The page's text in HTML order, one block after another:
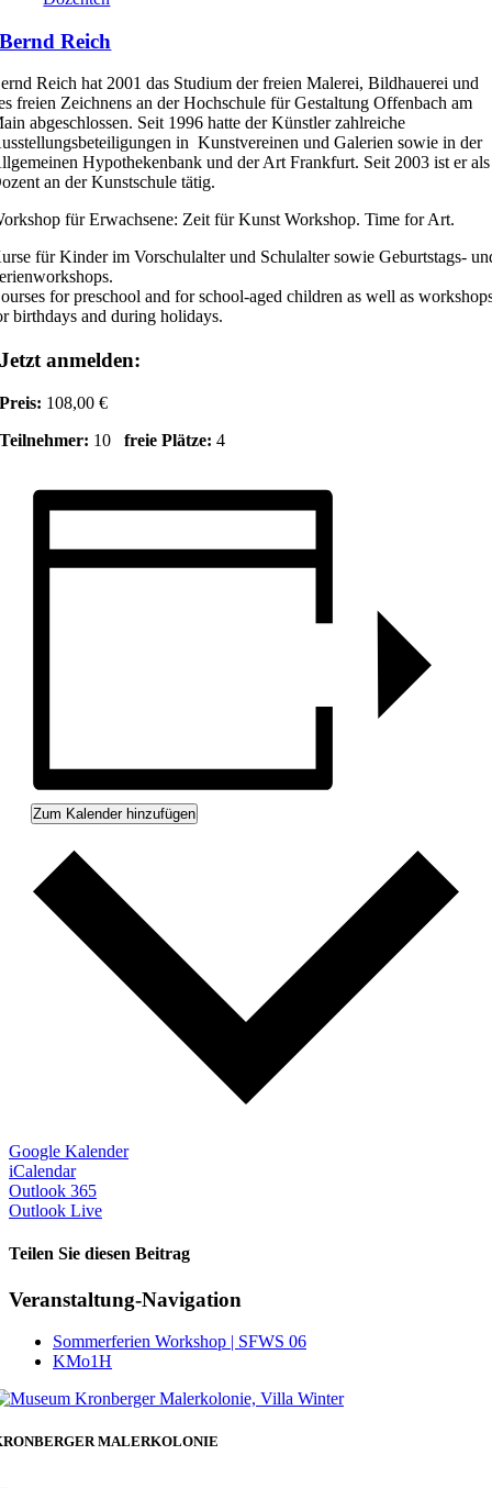
Bernd Reich
Reich hat 2001 das Studium der freien Malerei, Bildhauerei und
freien Zeichnens an der Hochschule für Gestaltung Offenbach am
abgeschlossen. Seit 1996 hatte der Künstler zahlreiche
in Kunstvereinen und Galerien sowie in der
Hypothekenbank und der Art Frankfurt. Seit 2003 ist er als
an der Kunstschule tätig.
für Erwachsene: Zeit für Kunst Workshop. Time for Art.
für Kinder im Vorschulalter und Schulalter sowie Geburtstags-
for preschool and for school-aged children as well as
birthdays and during holidays.
Jetzt anmelden:
Preis: 108,00 €
Teilnehmer: 10freie Plätze: 4
Zum Kalender hinzufügen
Google Kalender
iCalendar
Outlook 365
Outlook Live
Teilen Sie diesen Beitrag
Facebook
Veranstaltung-Navigation
Sommerferien Workshop | SFWS 06
KMo1H
MALERKOLONIE